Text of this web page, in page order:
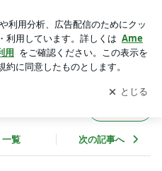
ピ5選〜 | ゆうき酒場
の更新通知
を受け取りまし
開く
一覧 次の記事へ